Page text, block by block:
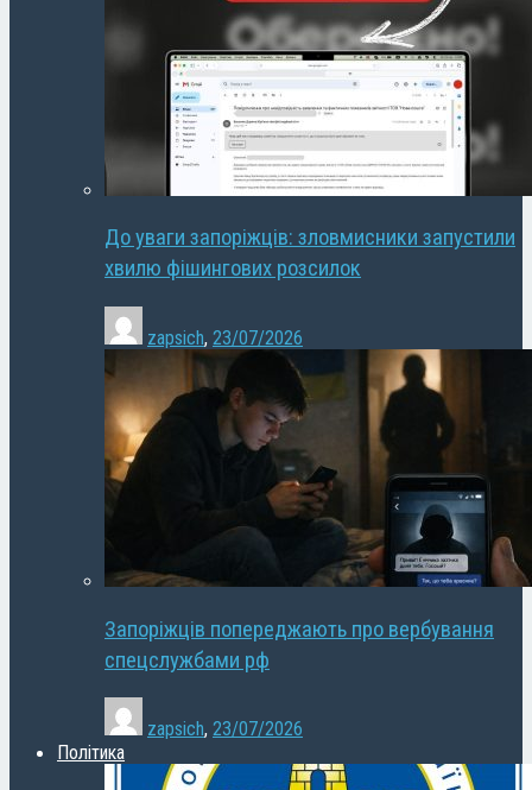
До уваги запоріжців: зловмисники запустили
хвилю фішингових розсилок
zapsich, 23/07/2026
Запоріжців попереджають про вербування
спецслужбами рф
zapsich, 23/07/2026
Політика